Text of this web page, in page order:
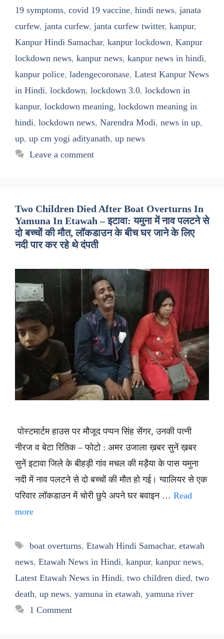
19 symptoms, covid 19 vaccine, hindi news, janata
curfew, janta curfew, janta curfew twitter, kanpur,
Kanpur Hindi Samachar, kanpur lockdown, Kanpur
lockdown news, kanpur news, kanpur news in hindi,
kanpur police, ladengecoronase, Latest Kanpur News
in Hindi, lockdown, lockdown 3.0, lockdown in
kanpur, lockdown meaning, lockdown meaning in
hindi, lockdown news, Narendra Modi, news in up,
up, up cm yogi adityanath, up news
Leave a comment
Two Children Died After Boat Overturns In
Yamuna In Etawah – इटावा: यमुना में नाव पलटने से
दो बच्चों की मौत, लॉकडाउन के बीच घर जाने के लिए
नदी पार कर रहे थे दंपती
पोस्टमार्टम हाउस पर मौजूद पप्पन सिंह सेंगर, उनकी पत्नी
नीरज व बेटा रितिक – फोटो : अमर उजाला ख़बर सुनें ख़बर
सुनें इटावा जिले के बीहड़ी गांव मचल की मड़ैया के पास यमुना
नदी में नाव पलटने से दो बच्चों की मौत हो गई। ग्वालियर से एक
परिवार लॉकडाउन में चोरी छुपे अपने घर बवाइन … Read
more
Tags
boat overturns, Etawah Hindi Samachar, etawah
news, Etawah News in Hindi, kanpur, kanpur news,
Latest Etawah News in Hindi, two children died, two
death, up news, yamuna in etawah, yamuna river
1 Comment